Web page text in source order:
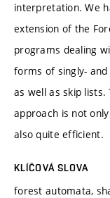
interpretation. We
extension of the
programs dealing
forms of singly-
as well as skip
approach is not
also quite efficient.
KLÍČOVÁ SLOVA
forest automata,